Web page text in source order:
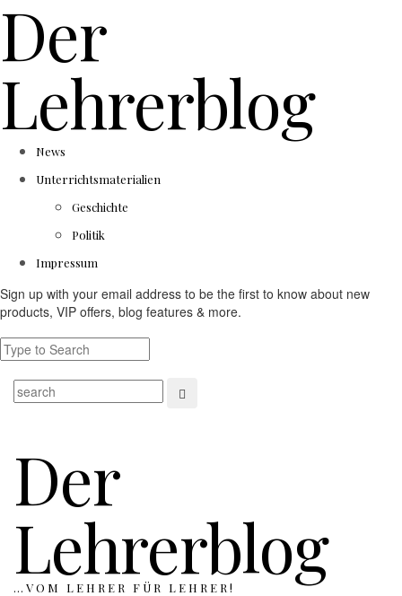
Der
Lehrerblog
News
Unterrichtsmaterialien
Geschichte
Politik
Impressum
Sign up with your email address to be the first to know about new
products, VIP offers, blog features & more.
Der
Lehrerblog
…VOM LEHRER FÜR LEHRER!